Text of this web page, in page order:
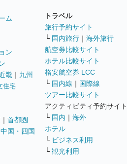
ム
ン
畿 ｜ 九州
住宅
｜ 首都圏
中国・四国
トラベル
旅行予約サイト
└ 国内旅行 ｜ 海外旅行
航空券比較サイト
ホテル比較サイト
格安航空券 LCC
└ 国内線 ｜ 国際線
ツアー比較サイト
アクティビティ予約サイト
└ 国内 ｜ 海外
ホテル
└ ビジネス利用
└ 観光利用